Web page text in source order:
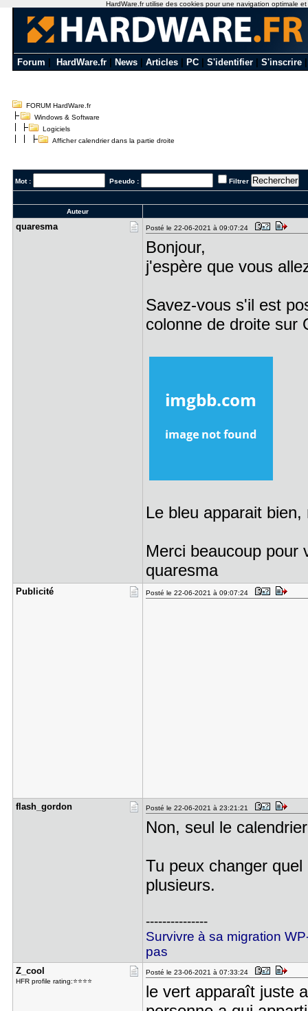
Forum HardWare.fr News Articles PC S'identifier S'inscrire
FORUM HardWare.fr
Windows & Software
Logiciels
Afficher calendrier dans la partie droite
Mot : Pseudo : Filtrer
Auteur
quaresma Posté le 22-06-2021 à 09:07:24
Bonjour,
j'espère que vous
Savez-vous s'il est
colonne de droite sur
Le bleu apparait
Merci beaucoup pour
quaresma
Publicité Posté le 22-06-2021 à 09:07:24
flash_gord​on Posté le 22-06-2021 à 23:21:21
Non, seul le
Tu peux changer
plusieurs.
---------------
Survivre à sa migration
pas
Z_cool
HFR profile rating:⭐⭐⭐⭐
Posté le 23-06-2021 à 07:33:24
le vert apparaît juste
HardWare.fr utilise des cookies pour une navigation optimale